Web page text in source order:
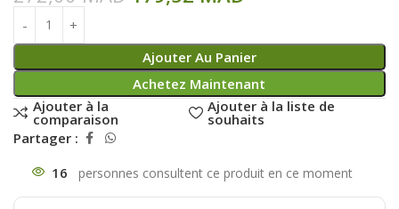
Ajouter Au Panier
Achetez Maintenant
Ajouter à la
comparaison
Ajouter à la liste de
souhaits
Partager :
16